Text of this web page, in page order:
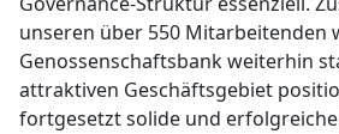
unseren über 550 Mitarbeitenden
Genossenschaftsbank weiterhin
attraktiven Geschäftsgebiet
fortgesetzt solide und